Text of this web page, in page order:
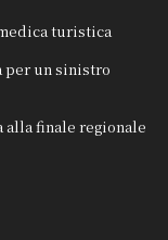
turistica
per un sinistro
alla finale regionale